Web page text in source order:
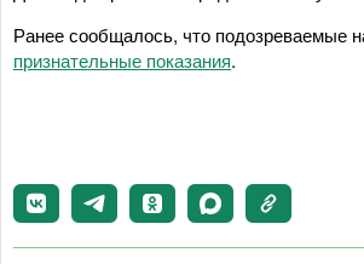
Ранее сообщалось, что подозреваемые
признательные показания.